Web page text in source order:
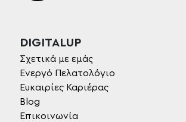
DIGITALUP
Σχετικά με εμάς
Ενεργό Πελατολόγιο
Ευκαιρίες Καριέρας
Blog
Επικοινωνία